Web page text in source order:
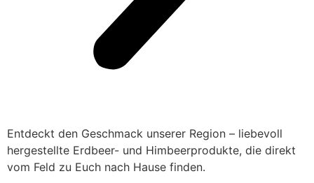
Entdeckt den Geschmack unserer Region – liebevoll
hergestellte Erdbeer- und Himbeerprodukte, die direkt
vom Feld zu Euch nach Hause finden.